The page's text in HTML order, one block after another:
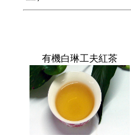
有機白琳工夫紅茶